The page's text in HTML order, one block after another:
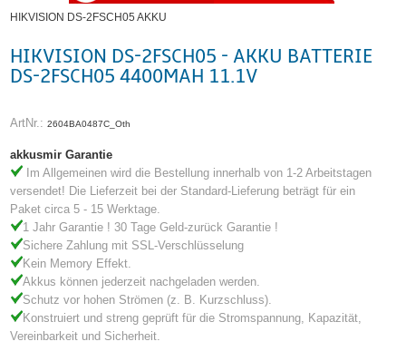
HIKVISION DS-2FSCH05 AKKU
HIKVISION DS-2FSCH05 - AKKU BATTERIE
DS-2FSCH05 4400MAH 11.1V
ArtNr.:2604BA0487C_Oth
akkusmir Garantie
Im Allgemeinen wird die Bestellung innerhalb von 1-2 Arbeitstagen
versendet! Die Lieferzeit bei der Standard-Lieferung beträgt für ein
Paket circa 5 - 15 Werktage.
1 Jahr Garantie ! 30 Tage Geld-zurück Garantie !
Sichere Zahlung mit SSL-Verschlüsselung
Kein Memory Effekt.
Akkus können jederzeit nachgeladen werden.
Schutz vor hohen Strömen (z. B. Kurzschluss).
Konstruiert und streng geprüft für die Stromspannung, Kapazität,
Vereinbarkeit und Sicherheit.